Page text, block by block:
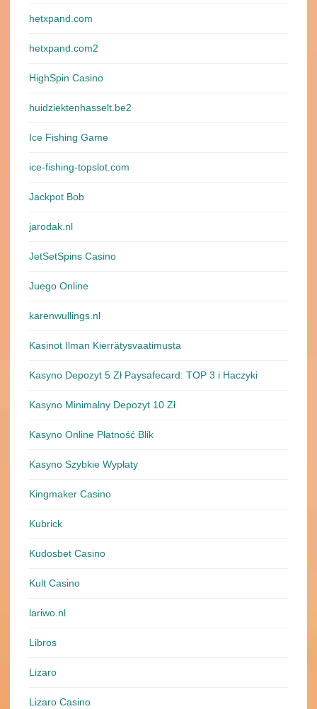
hetxpand.com
hetxpand.com2
HighSpin Casino
huidziektenhasselt.be2
Ice Fishing Game
ice-fishing-topslot.com
Jackpot Bob
jarodak.nl
JetSetSpins Casino
Juego Online
karenwullings.nl
Kasinot Ilman Kierrätysvaatimusta
Kasyno Depozyt 5 Zł Paysafecard: TOP 3 i Haczyki
Kasyno Minimalny Depozyt 10 Zł
Kasyno Online Płatność Blik
Kasyno Szybkie Wypłaty
Kingmaker Casino
Kubrick
Kudosbet Casino
Kult Casino
lariwo.nl
Libros
Lizaro
Lizaro Casino